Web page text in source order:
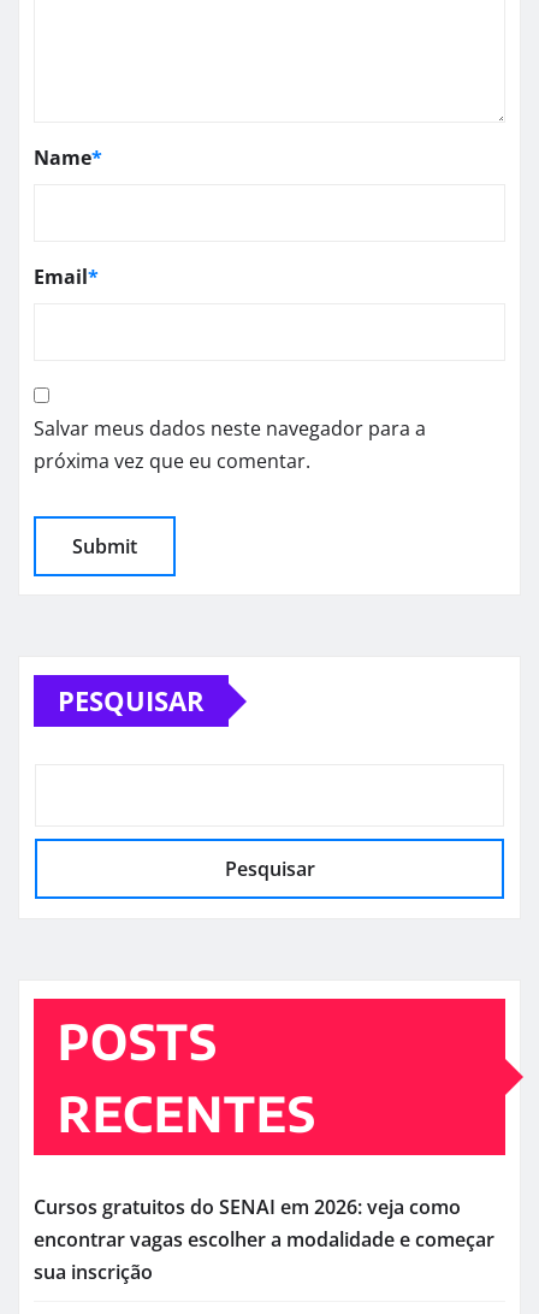
Name*
Email*
Salvar meus dados neste navegador para a
próxima vez que eu comentar.
PESQUISAR
Pesquisar
POSTS
RECENTES
Cursos gratuitos do SENAI em 2026: veja como
encontrar vagas escolher a modalidade e começar
sua inscrição